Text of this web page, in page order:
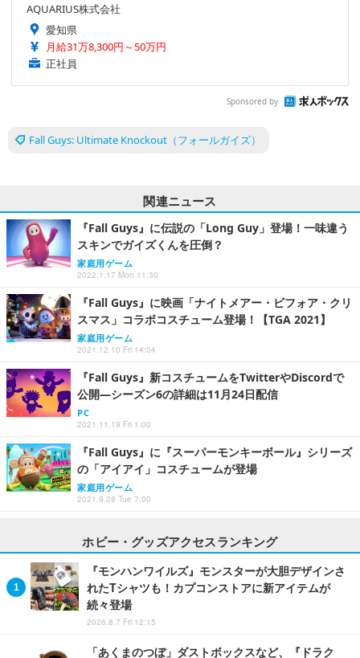
AQUARIUS株式会社
愛知県
月給31万8,300円～50万円
正社員
Sponsored by
Fall Guys: Ultimate Knockout（フォールガイズ）
関連ニュース
『Fall Guys』に伝説の「Long Guy」登場！一味違う
スキンでガイズくんを圧倒？
家庭用ゲーム
2022.1.17 Mon 11:30
『Fall Guys』に映画「ナイトメアー・ビフォア・クリ
スマス」コラボコスチューム登場！【TGA 2021】
家庭用ゲーム
2021.12.10 Fri 14:04
『Fall Guys』新コスチュームをTwitterやDiscordで
公開―シーズン6の詳細は11月24日配信
PC
2021.11.19 Fri 1:00
『Fall Guys』に『スーパーモンキーボール』シリーズ
の「アイアイ」コスチュームが登場
家庭用ゲーム
2021.9.28 Tue 7:00
ホビー・グッズアクセスランキング
『モンハンワイルズ』モンスターが大胆デザインさ
れたTシャツも！カプコンストアに新アイテムが
続々登場
2026.8.7 Fri 12:15
「あくまのつぼ」ダストボックスなど、『ドラク